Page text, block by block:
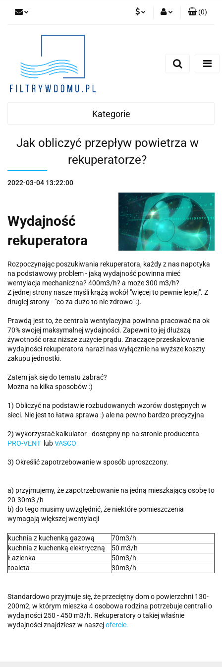
(0)
Kategorie
Jak obliczyć przepływ powietrza w
rekuperatorze?
2022-03-04 13:22:00
Wydajność
rekuperatora
Rozpoczynając poszukiwania rekuperatora, każdy z nas napotyka
na podstawowy problem - jaką wydajność powinna mieć
wentylacja mechaniczna? 400m3/h? a może 300 m3/h?
Z jednej strony nasze myśli krążą wokół "więcej to pewnie lepiej". Z
drugiej strony - "co za dużo to nie zdrowo" :).
Prawdą jest to, że centrala wentylacyjna powinna pracować na ok
70% swojej maksymalnej wydajności. Zapewni to jej dłuższą
żywotność oraz niższe zużycie prądu. Znaczące przeskalowanie
wydajności rekuperatora narazi nas wyłącznie na wyższe koszty
zakupu jednostki.
Zatem jak się do tematu zabrać?
Można na kilka sposobów :)
1) Obliczyć na podstawie rozbudowanych wzorów dostępnych w
sieci. Nie jest to łatwa sprawa :) ale na pewno bardzo precyzyjna
2) wykorzystać kalkulator - dostępny np na stronie producenta
PRO-VENT lubVASCO
3) Określić zapotrzebowanie w sposób uproszczony.
a) przyjmujemy, że zapotrzebowanie na jedną mieszkającą osobę to
20-30m3 /h
b) do tego musimy uwzględnić, że niektóre pomieszczenia
wymagają większej wentylacji
kuchnia z kuchenką gazową
70m3/h
kuchnia z kuchenką elektryczną
50 m3/h
Łazienka
50m3/h
toaleta
30m3/h
Standardowo przyjmuje się, że przeciętny dom o powierzchni 130-
200m2, w którym mieszka 4 osobowa rodzina potrzebuje centrali o
wydajności 250 - 450 m3/h. Rekuperatory o takiej właśnie
wydajności znajdziesz w naszejofercie.